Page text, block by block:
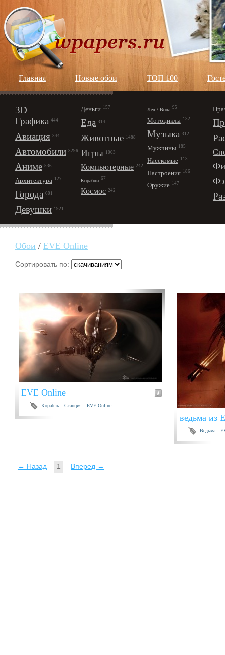
Главная Новые обои ТОП 100
3D
Графика 444
Авиация 344
Автомобили 3296
Аниме 536
Архитектура 127
Города 601
Девушки 1921
Деньги 157
Еда 314
Животные 1488
Игры 1003
Компьютерные 242
Корабли 67
Космос 242
Лёд / Вода 95
Мотоциклы 132
Музыка 312
Мужчины 185
Насекомые 113
Настроения 186
Оружие 147
Обои / EVE Online
Сортировать по:
EVE Online
Корабль Станция EVE Online
ведьма из
Ведьма
← Назад 1 Вперед →